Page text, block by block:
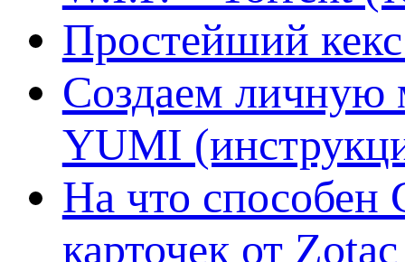
Простейший кекс
Создаем личную
YUMI
На что способен
карточек от